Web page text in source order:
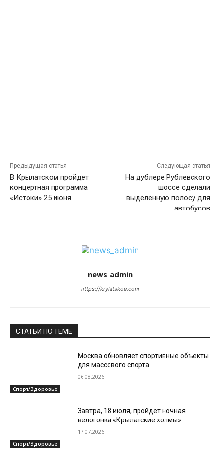
Предыдущая статья
В Крылатском пройдет
концертная программа
«Истоки» 25 июня
Следующая статья
На дублере Рублевского
шоссе сделали
выделенную полосу для
автобусов
news_admin
https://krylatskoe.com
СТАТЬИ ПО ТЕМЕ
Спорт/Здоровье
Москва обновляет спортивные объекты
для массового спорта
06.08.2026
Спорт/Здоровье
Завтра, 18 июля, пройдет ночная
велогонка «Крылатские холмы»
17.07.2026